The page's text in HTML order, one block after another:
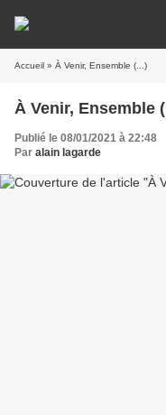
Accueil » À Venir, Ensemble (...)
À Venir, Ensemble
Publié le 08/01/2021 à 22:48
Par alain lagarde